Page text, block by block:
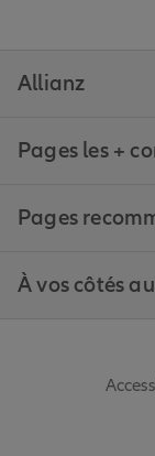
Allianz
Pages les +
Pages
À vos côtés